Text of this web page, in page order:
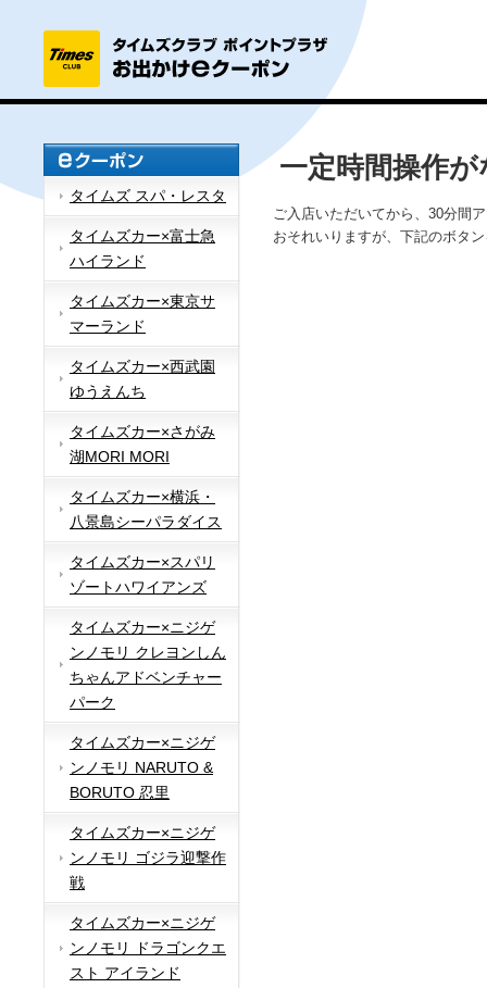
タイムズ スパ・レスタ
タイムズカー×富士急
ハイランド
タイムズカー×東京サ
マーランド
タイムズカー×西武園
ゆうえんち
タイムズカー×さがみ
湖MORI MORI
タイムズカー×横浜・
八景島シーパラダイス
タイムズカー×スパリ
ゾートハワイアンズ
タイムズカー×ニジゲ
ンノモリ クレヨンしん
ちゃんアドベンチャー
パーク
タイムズカー×ニジゲ
ンノモリ NARUTO &
BORUTO 忍里
タイムズカー×ニジゲ
ンノモリ ゴジラ迎撃作
戦
タイムズカー×ニジゲ
ンノモリ ドラゴンクエ
スト アイランド
一定時間操作
ご入店いただいてから、30分間
おそれいりますが、下記のボタ